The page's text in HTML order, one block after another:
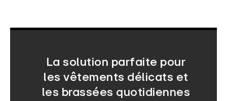
La solution parfaite pour
les vêtements délicats et
les brassées quotidiennes